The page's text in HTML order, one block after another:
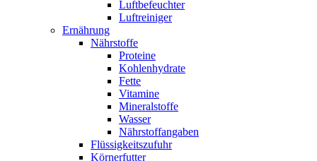
Luftbefeuchter
Luftreiniger
Ernährung
Nährstoffe
Proteine
Kohlenhydrate
Fette
Vitamine
Mineralstoffe
Wasser
Nährstoffangaben
Flüssigkeitszufuhr
Körnerfutter